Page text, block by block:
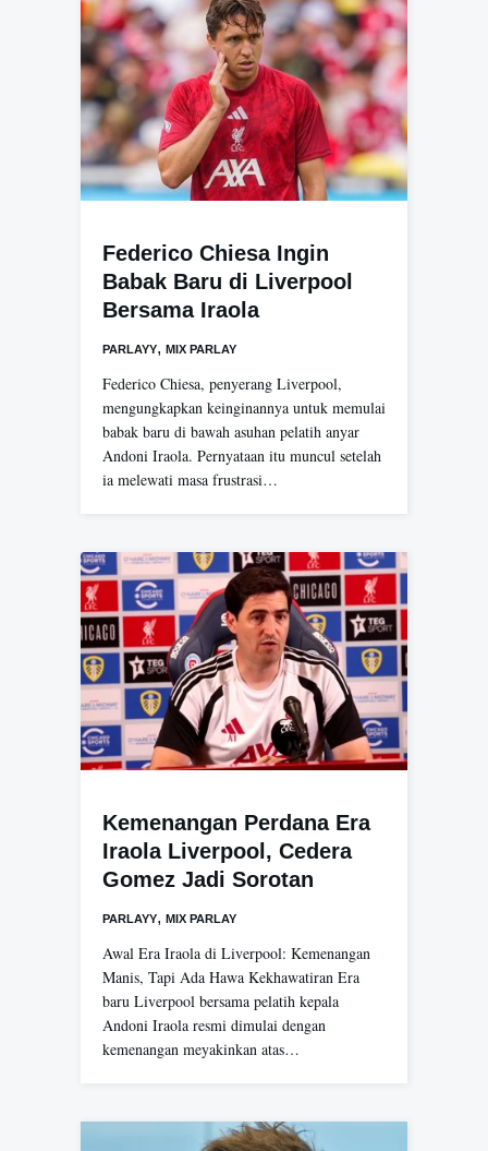
Federico Chiesa Ingin
Babak Baru di Liverpool
Bersama Iraola
PARLAYY, MIX PARLAY
Federico Chiesa, penyerang Liverpool,
mengungkapkan keinginannya untuk memulai
babak baru di bawah asuhan pelatih anyar
Andoni Iraola. Pernyataan itu muncul setelah
ia melewati masa frustrasi…
Kemenangan Perdana Era
Iraola Liverpool, Cedera
Gomez Jadi Sorotan
PARLAYY, MIX PARLAY
Awal Era Iraola di Liverpool: Kemenangan
Manis, Tapi Ada Hawa Kekhawatiran Era
baru Liverpool bersama pelatih kepala
Andoni Iraola resmi dimulai dengan
kemenangan meyakinkan atas…